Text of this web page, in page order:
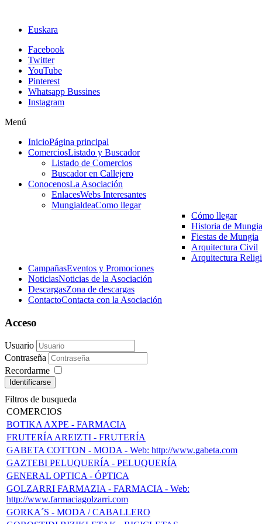
Euskara
Facebook
Twitter
YouTube
Pinterest
Whatsapp Bussines
Instagram
Menú
InicioPágina principal
ComerciosListado y Buscador
Listado de Comercios
Buscador en Callejero
ConocenosLa Asociación
EnlacesWebs Interesantes
MungialdeaComo llegar
Cómo llegar
Historia de Mungia
Fiestas de Mungia
Arquitectura Civil
Arquitectura
CampañasEventos y Promociones
NoticiasNoticias de la Asociación
DescargasZona de descargas
ContactoContacta con la Asociación
Acceso
Usuario
Contraseña
Recordarme
Identificarse
Filtros de busqueda
COMERCIOS
BOTIKA AXPE - FARMACIA
FRUTERÍA AREIZTI - FRUTERÍA
GABETA COTTON - MODA - Web: http://www.gabeta.com
GAZTEBI PELUQUERÍA - PELUQUERÍA
GENERAL OPTICA - ÓPTICA
GOLZARRI FARMAZIA - FARMACIA - Web:
http://www.farmaciagolzarri.com
GORKA´S - MODA / CABALLERO